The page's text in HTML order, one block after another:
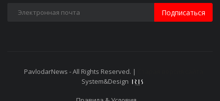
Подписаться
PavlodarNews - All Rights Reserved. |
System&Design